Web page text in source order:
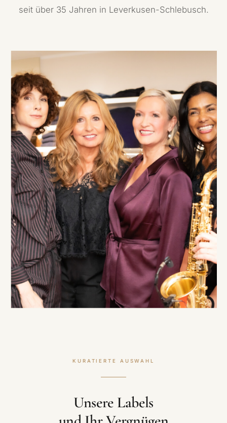
seit über 35 Jahren in Leverkusen-Schlebusch.
KURATIERTE AUSWAHL
Unsere Labels